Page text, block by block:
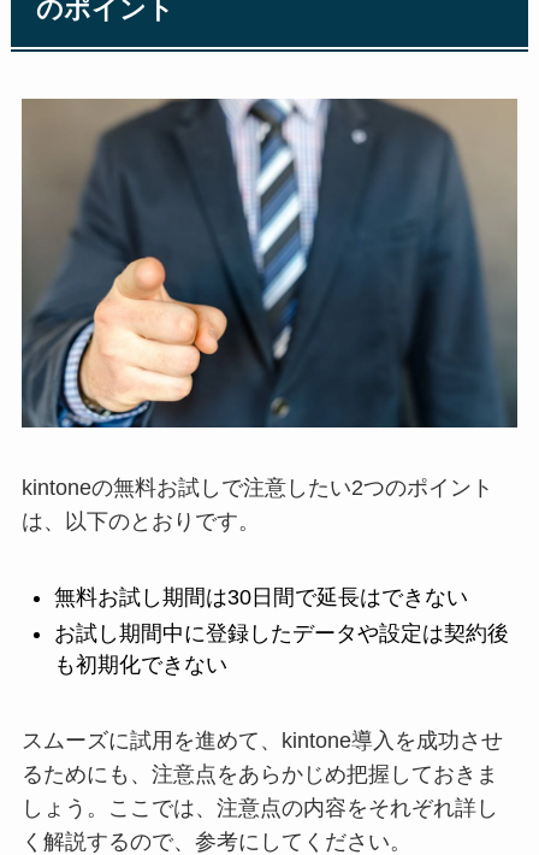
のポイント
kintoneの無料お試しで注意したい2つのポイント
は、以下のとおりです。
無料お試し期間は30日間で延長はできない
お試し期間中に登録したデータや設定は契約後
も初期化できない
スムーズに試用を進めて、kintone導入を成功させ
るためにも、注意点をあらかじめ把握しておきま
しょう。ここでは、注意点の内容をそれぞれ詳し
く解説するので、参考にしてください。